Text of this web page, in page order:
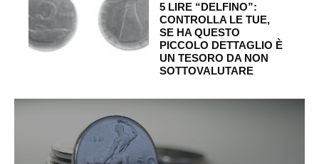
5 LIRE “DELFINO”:
CONTROLLA LE TUE,
SE HA QUESTO
PICCOLO DETTAGLIO È
UN TESORO DA NON
SOTTOVALUTARE